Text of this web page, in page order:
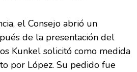
el Consejo abrió un
de la presentación del
Kunkel solicitó como medida
por López. Su pedido fue